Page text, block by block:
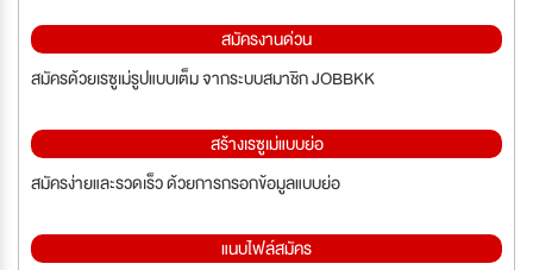
สมัครงานด่วน
สมัครด้วยเรซูเม่รูปแบบเต็ม จากระบบสมาชิก JOBBKK
สร้างเรซูเม่แบบย่อ
สมัครง่ายและรวดเร็ว ด้วยการกรอกข้อมูลแบบย่อ
แนบไฟล์สมัคร